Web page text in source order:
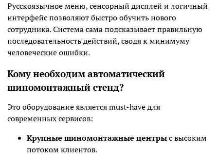
Русскоязычное меню, сенсорный дисплей и логичный
интерфейс позволяют быстро обучить нового
сотрудника. Система сама подсказывает правильную
последовательность действий, сводя к минимуму
человеческие ошибки.
Кому необходим автоматический
шиномонтажный стенд?
Это оборудование является must-have для
современных сервисов:
Крупные шиномонтажные центрыс высоким
потоком клиентов.